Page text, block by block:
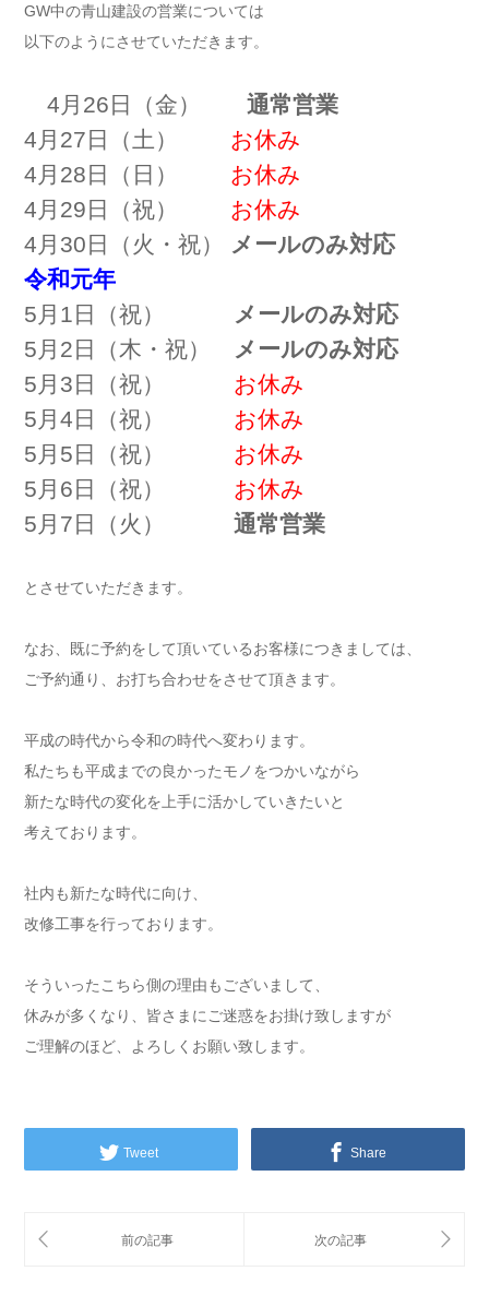
GW中の青山建設の営業については
以下のようにさせていただきます。
4月26日（金） 通常営業
4月27日（土） お休み
4月28日（日） お休み
4月29日（祝） お休み
4月30日（火・祝）
メールのみ対応
令和元年
5月1日（祝）
メールのみ対応
5月2日（木・祝）
メールのみ対応
5月3日（祝） お休み
5月4日（祝） お休み
5月5日（祝） お休み
5月6日（祝） お休み
5月7日（火） 通常営業
とさせていただきます。
なお、既に予約をして頂いているお客様につきましては、
ご予約通り、お打ち合わせをさせて頂きます。
平成の時代から令和の時代へ変わります。
私たちも平成までの良かったモノをつかいながら
新たな時代の変化を上手に活かしていきたいと
考えております。
社内も新たな時代に向け、
改修工事を行っております。
そういったこちら側の理由もございまして、
休みが多くなり、皆さまにご迷惑をお掛け致しますが
ご理解のほど、よろしくお願い致します。
Tweet Share